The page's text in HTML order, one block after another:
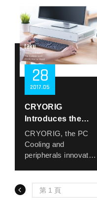
障與視覺享受，是您
進化平台的首選。
高規版本設計，簡化
選擇，同時提供更強
的散熱性能與系統穩
定性，滿足進階使用
者的高標準需求。
全系列皆配備
CRYORIG 精心調校
的 PWM 風扇，實現
的散熱體驗，並延續
品牌一貫的工藝水準
與簡約設計，完美融
入各類主機配置中。
each translucent fan
blade, which can be
synchronized via
ARGB controller or
ARGB-compatible
motherboards. The
CM120 includes 3
fans and a PWM
HUB to support up to
6 fan settings, and
adopts a magnetic
allows professional
gamers to
magnetically fix it
according to the
actual position,
integrating chassis
upgrade. This new
line of white LED
based system fans is
based on
CRYORIG’s
innovative QF120
Series. Like the
original QF120 it
comes in three
different models each
with different RPM
200-1000 RPM in the
QF120 LED Silent,
330-1600 RPM with
the QF120 LED
2200 RPM on the
28
05
2017
CRYORIG
Introduces the
Taku Kickstarter
Campaign
CRYORIG, the PC
Cooling and
peripherals innovator
Taku on crowdfunding
website Kickstarter.